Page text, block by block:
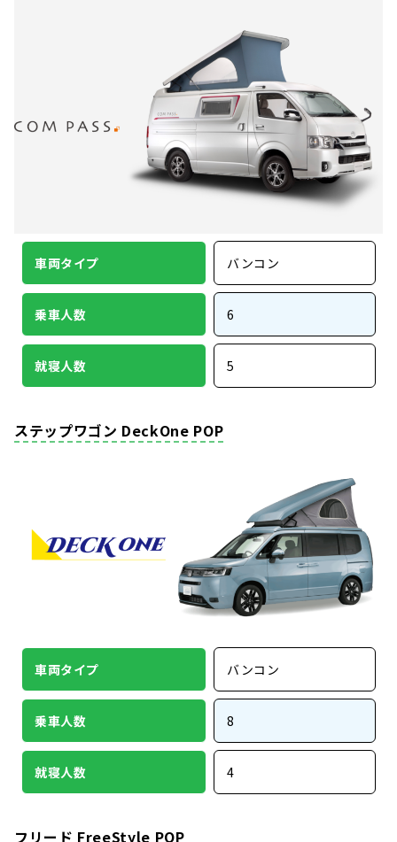
車両タイプ バンコン
乗車人数 6
就寝人数 5
ステップワゴン DeckOne POP
車両タイプ バンコン
乗車人数 8
就寝人数 4
フリード FreeStyle POP